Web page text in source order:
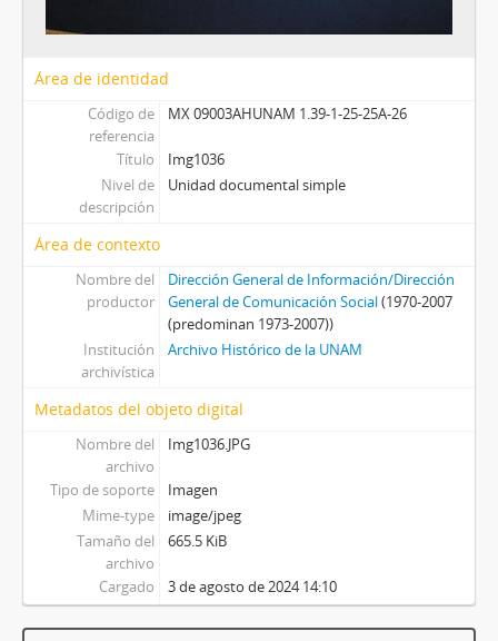
Área de identidad
Código de
referencia
MX 09003AHUNAM 1.39-1-25-25A-26
Título
Img1036
Nivel de
descripción
Unidad documental simple
Área de contexto
Nombre del
productor
Dirección General de Información/Dirección
General de Comunicación Social(1970-2007
(predominan 1973-2007))
Institución
archivística
Archivo Histórico de la UNAM
Metadatos del objeto digital
Nombre del
archivo
Img1036.JPG
Tipo de soporte
Imagen
Mime-type
image/jpeg
Tamaño del
archivo
665.5 KiB
Cargado 3 de agosto de 2024 14:10